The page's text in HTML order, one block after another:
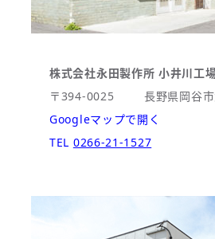
株式会社永田製作所 小井川工
〒394-0025
長野県岡谷
Googleマップで開く
TEL 0266-21-1527